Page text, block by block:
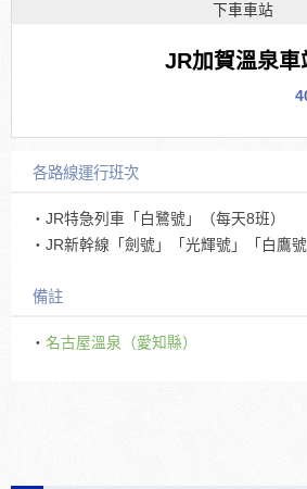
下車車站
JR加賀溫泉車
各路線運行班次
・JR特急列車「白鷺號」（每天8班）
・JR新幹線「劍號」「光輝號」「白鷹
備註
・ 名古屋溫泉（愛知縣）